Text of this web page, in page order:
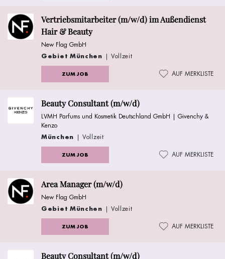
Vertriebsmitarbeiter (m/w/d) im Außendienst
Hair & Beauty
New Flag GmbH
Gebiet München | Vollzeit
ZUM JOB AUF MERKLISTE
Beauty Consultant (m/w/d)
LVMH Parfums und Kosmetik Deutschland GmbH | Givenchy &
Kenzo
München | Vollzeit
ZUM JOB AUF MERKLISTE
Area Manager (m/w/d)
New Flag GmbH
Gebiet München | Vollzeit
ZUM JOB AUF MERKLISTE
Beauty Consultant (m/w/d)